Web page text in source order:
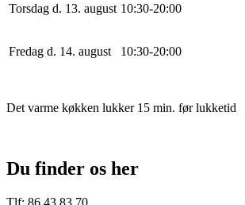
Torsdag d. 13. august 10:30-20:00
Fredag d. 14. august 10:30-20:00
Det varme køkken lukker 15 min. før lukketid
Du finder os her
Tlf: 86 43 83 70